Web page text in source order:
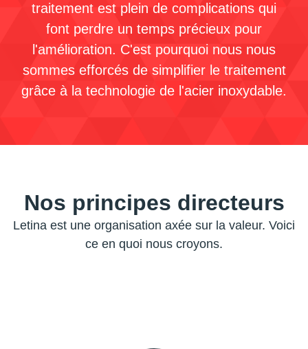
traitement est plein de complications qui
font perdre un temps précieux pour
l'amélioration. C'est pourquoi nous nous
sommes efforcés de simplifier le traitement
grâce à la technologie de l'acier inoxydable.
Nos principes directeurs
Letina est une organisation axée sur la valeur. Voici
ce en quoi nous croyons.